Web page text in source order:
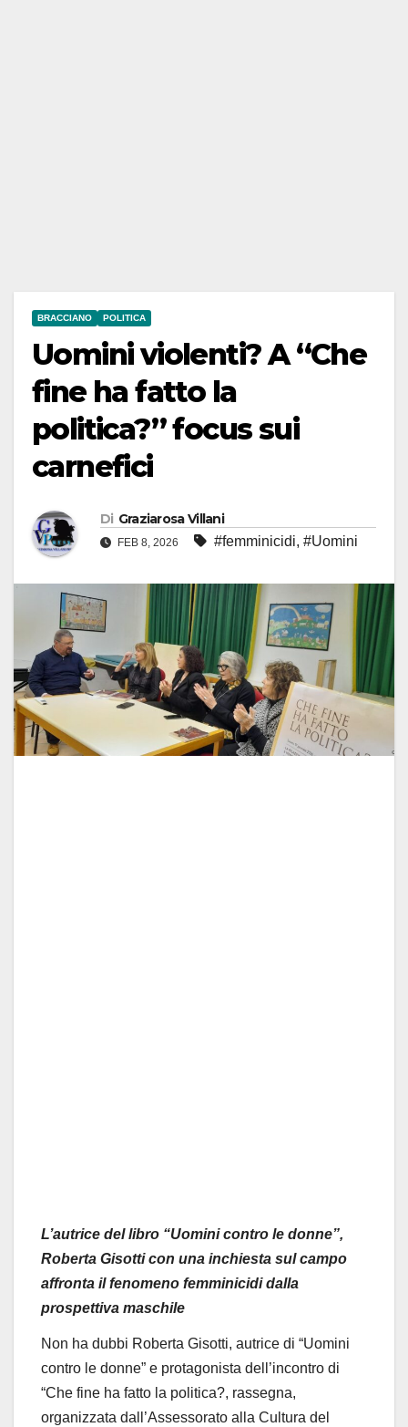
BRACCIANO POLITICA
Uomini violenti? A “Che
fine ha fatto la
politica?” focus sui
carnefici
Di Graziarosa Villani
FEB 8, 2026 #femminicidi, #Uomini
L’autrice del libro “Uomini contro le donne”,
Roberta Gisotti con una inchiesta sul campo
affronta il fenomeno femminicidi dalla
prospettiva maschile
Non ha dubbi Roberta Gisotti, autrice di “Uomini
contro le donne” e protagonista dell ’incontro di
“Che fine ha fatto la politica?, rassegna,
organizzata dall ’Assessorato alla Cultura del